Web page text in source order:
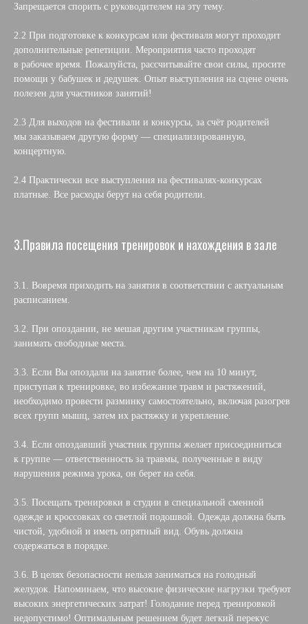
Запрещается спорить с руководителем на эту тему.
2.2 При подготовке к конкурсам или фестиваля могут проходит
дополнительные репетиции. Мероприятия часто проходят
в рабочее время. Пожалуйста, рассчитывайте свои силы, просите
помощи у бабушек и дедушек. Опыт выступления на сцене очень
полезен для участников занятий!
2.3 Для выходов на фестивали и конкурсы, за счёт родителей
мы заказываем другую форму — специализированную,
концертную.
2.4 Практически все выступления на фестивалях-конкурсах
платные. Все расходы берут на себя родители.
3.Правила посещения тренировок и нахождения в зале
3.1. Вовремя приходить на занятия в соответствии с актуальным
расписанием.
3.2. При опоздании, не мешая другим участникам группы,
занимать свободные места.
3.3. Если Вы опоздали на занятие более, чем на 10 минут,
приступая к тренировке, во избежание травм и растяжений,
необходимо провести разминку самостоятельно, включая разогрев
всех групп мышц, затем их растяжку и укрепление.
3.4. Если опоздавший участник группы желает присоединиться
к группе — ответственность за травмы, полученные в виду
нарушения режима урока, он берет на себя.
3.5. Посещать тренировки в студии в специальной сменной
одежде и кроссовках со светлой подошвой. Одежда должна быть
чистой, удобной и иметь опрятный вид. Обувь должна
содержаться в порядке.
3.6. В целях безопасности нельзя заниматься на голодный
желудок. Напоминаем, что высокие физические нагрузки требуют
высоких энергетических затрат! Голодание перед тренировкой
недопустимо! Оптимальным решением будет легкий перекус